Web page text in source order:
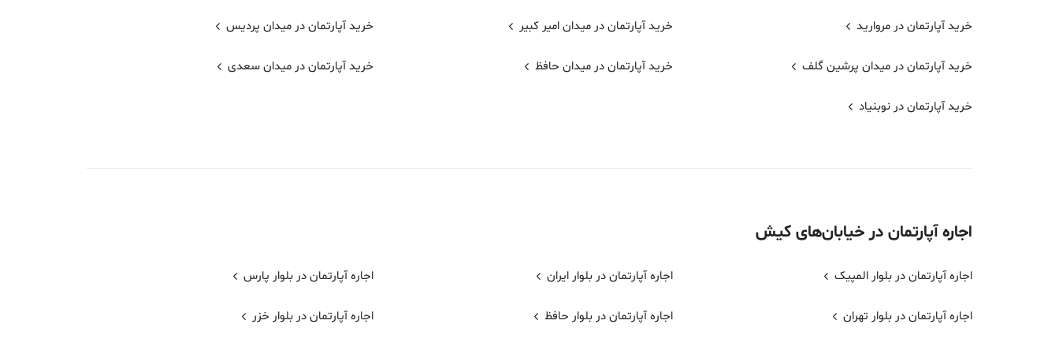
خرید آپارتمان در مروارید خرید آپارتمان در میدان امیر کبیر خرید آپارتمان در میدان پردیس
خرید آپارتمان در میدان پرشین گلف خرید آپارتمان در میدان حافظ خرید آپارتمان در میدان سعدی
خرید آپارتمان در نوبنیاد
اجاره آپارتمان در خیابان‌های کیش
اجاره آپارتمان در بلوار المپیک اجاره آپارتمان در بلوار ایران اجاره آپارتمان در بلوار پارس
اجاره آپارتمان در بلوار تهران اجاره آپارتمان در بلوار حافظ اجاره آپارتمان در بلوار خزر